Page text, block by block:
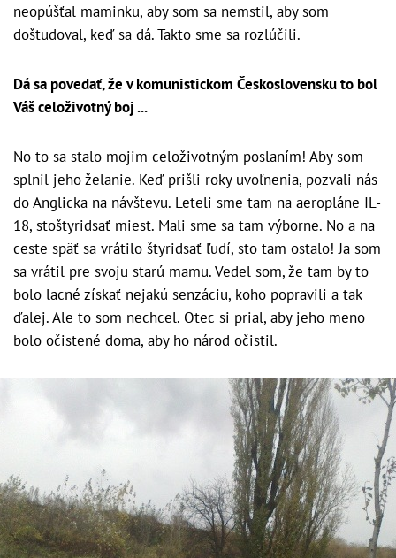
neopúšťal maminku, aby som sa nemstil, aby som
doštudoval, keď sa dá. Takto sme sa rozlúčili.
Dá sa povedať, že v komunistickom Československu to bol
Váš celoživotný boj ...
No to sa stalo mojim celoživotným poslaním! Aby som
splnil jeho želanie. Keď prišli roky uvoľnenia, pozvali nás
do Anglicka na návštevu. Leteli sme tam na aeropláne IL-
18, stoštyridsať miest. Mali sme sa tam výborne. No a na
ceste späť sa vrátilo štyridsať ľudí, sto tam ostalo! Ja som
sa vrátil pre svoju starú mamu. Vedel som, že tam by to
bolo lacné získať nejakú senzáciu, koho popravili a tak
ďalej. Ale to som nechcel. Otec si prial, aby jeho meno
bolo očistené doma, aby ho národ očistil.